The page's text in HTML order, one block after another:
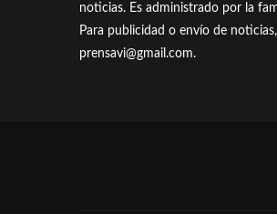
noticias. Es administrado por la
Para publicidad o envío de
prensavi@gmail.com.